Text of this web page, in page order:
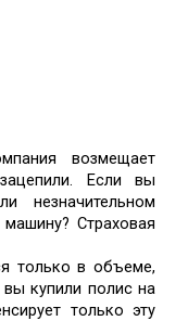
возмещает
Если вы
Страховая
только в объеме,
купили полис на
только эту